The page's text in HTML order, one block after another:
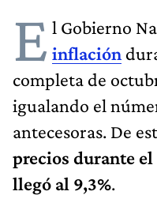
E l Gobierno
inflación
completa de
igualando el
antecesoras. De
precios durante
llegó al 9,3%.